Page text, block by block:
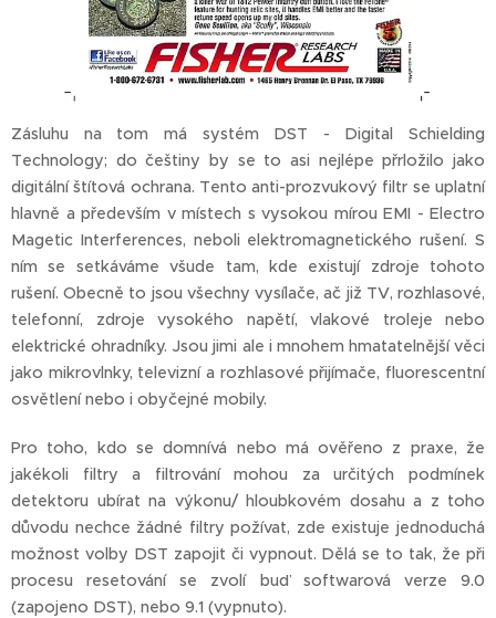
Zásluhu na tom má systém DST - Digital Schielding
Technology; do češtiny by se to asi nejlépe přrložilo jako
digitální štítová ochrana. Tento anti-prozvukový filtr se uplatní
hlavně a především v místech s vysokou mírou EMI - Electro
Magetic Interferences, neboli elektromagnetického rušení. S
ním se setkáváme všude tam, kde existují zdroje tohoto
rušení. Obecně to jsou všechny vysílače, ač již TV, rozhlasové,
telefonní, zdroje vysokého napětí, vlakové troleje nebo
elektrické ohradníky. Jsou jimi ale i mnohem hmatatelnější věci
jako mikrovlnky, televizní a rozhlasové přijímače, fluorescentní
osvětlení nebo i obyčejné mobily.
Pro toho, kdo se domnívá nebo má ověřeno z praxe, že
jakékoli filtry a filtrování mohou za určitých podmínek
detektoru ubírat na výkonu/ hloubkovém dosahu a z toho
důvodu nechce žádné filtry požívat, zde existuje jednoduchá
možnost volby DST zapojit či vypnout. Dělá se to tak, že při
procesu resetování se zvolí buď softwarová verze 9.0
(zapojeno DST), nebo 9.1 (vypnuto).